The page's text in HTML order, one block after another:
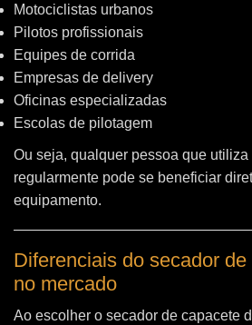
Motociclistas urbanos
Pilotos profissionais
Equipes de corrida
Empresas de delivery
Oficinas especializadas
Escolas de pilotagem
Ou seja, qualquer pessoa que utiliza
regularmente pode se beneficiar
equipamento.
Diferenciais do secador
no mercado
Ao escolher o secador de capacete